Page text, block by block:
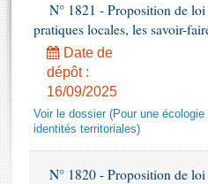
Propositions de loi
Amendements
Textes adoptés
Rapports d'enquête
Rapports sur l'application des
Histoire
Juniors
Anciennes législatures
Liens vers les sites publics
Photos libres de droit
N° 1821 - Proposition de
pratiques locales, les savoir-
Date de
dépôt :
16/09/2025
Voir le dossier (Pour une
identités territoriales)
N° 1820 - Proposition de